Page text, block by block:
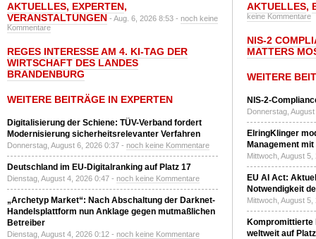
AKTUELLES, EXPERTEN,
VERANSTALTUNGEN - Aug. 6, 2026 8:53 - noch keine
Kommentare
REGES INTERESSE AM 4. KI-TAG DER
WIRTSCHAFT DES LANDES
BRANDENBURG
WEITERE BEITRÄGE IN EXPERTEN
Digitalisierung der Schiene: TÜV-Verband fordert
Modernisierung sicherheitsrelevanter Verfahren
Donnerstag, August 6, 2026 0:37 - noch keine Kommentare
Deutschland im EU-Digitalranking auf Platz 17
Dienstag, August 4, 2026 0:47 - noch keine Kommentare
„Archetyp Market“: Nach Abschaltung der Darknet-
Handelsplattform nun Anklage gegen mutmaßlichen
Betreiber
Dienstag, August 4, 2026 0:12 - noch keine Kommentare
AKTUELLES,
keine Kommentare
NIS-2
MATTERS
WEITERE
NIS-2-
Donnerstag,
ElringKlinger
Management
Mittwoch, August
EU AI Act:
Notwendigkeit
Mittwoch, August
Kompromittierte
weltweit auf